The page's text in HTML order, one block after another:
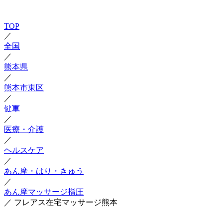
TOP
／
全国
／
熊本県
／
熊本市東区
／
健軍
／
医療・介護
／
ヘルスケア
／
あん摩・はり・きゅう
／
あん摩マッサージ指圧
／ フレアス在宅マッサージ熊本